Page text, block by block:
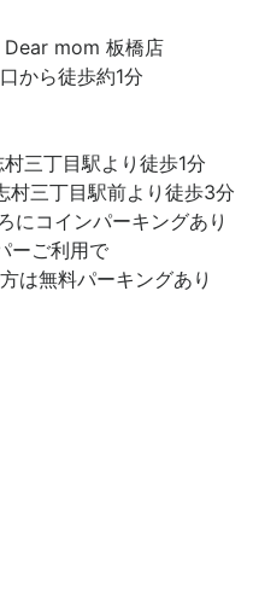
mom 板橋店
から徒歩約1分
三丁目駅より徒歩1分
村三丁目駅前より徒歩3分
にコインパーキングあり
ーご利用で
は無料パーキングあり